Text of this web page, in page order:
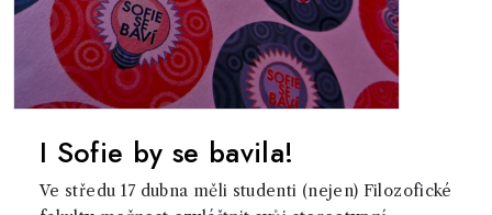
I Sofie by se bavila!
Ve středu 17 dubna měli studenti (nejen) Filozofické